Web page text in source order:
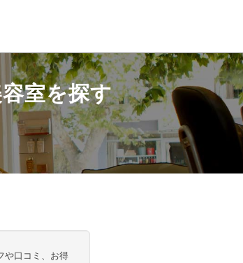
室を探す
や口コミ、お得